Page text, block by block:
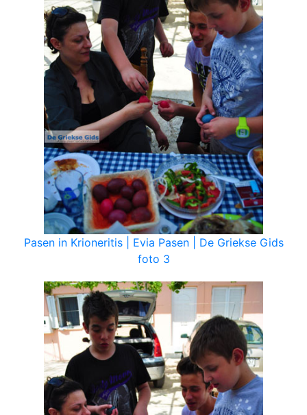
Pasen in Krioneritis | Evia Pasen | De Griekse Gids
foto 3